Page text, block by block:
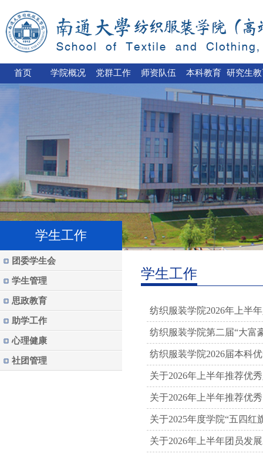
首页 学院概况 党群工作 师资队伍 本科教育 研究生
学生工作
团委学生会
学生管理
思政教育
助学工作
心理健康
社团管理
学生工作
纺织服装学院2026年上半
纺织服装学院第二届“大富
纺织服装学院2026届本科
关于2026年上半年推荐优
关于2026年上半年推荐优
关于2025年度学院“五四红
关于2026年上半年团员发